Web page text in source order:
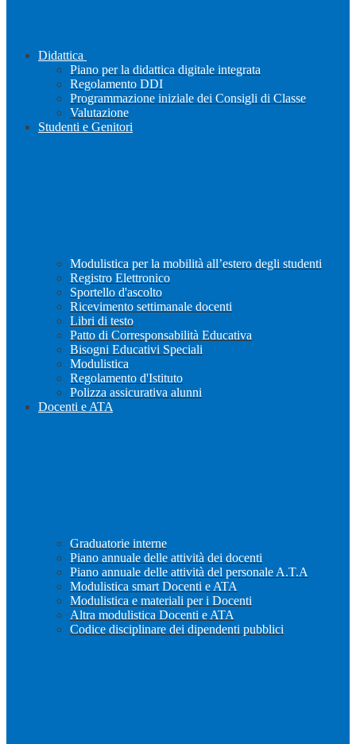
Didattica
Piano per la didattica digitale integrata
Regolamento DDI
Programmazione iniziale dei Consigli di Classe
Valutazione
Studenti e Genitori
Modulistica per la mobilità all’estero degli studenti
Registro Elettronico
Sportello d'ascolto
Ricevimento settimanale docenti
Libri di testo
Patto di Corresponsabilità Educativa
Bisogni Educativi Speciali
Modulistica
Regolamento d'Istituto
Polizza assicurativa alunni
Docenti e ATA
Graduatorie interne
Piano annuale delle attività dei docenti
Piano annuale delle attività del personale A.T.A
Modulistica smart Docenti e ATA
Modulistica e materiali per i Docenti
Altra modulistica Docenti e ATA
Codice disciplinare dei dipendenti pubblici